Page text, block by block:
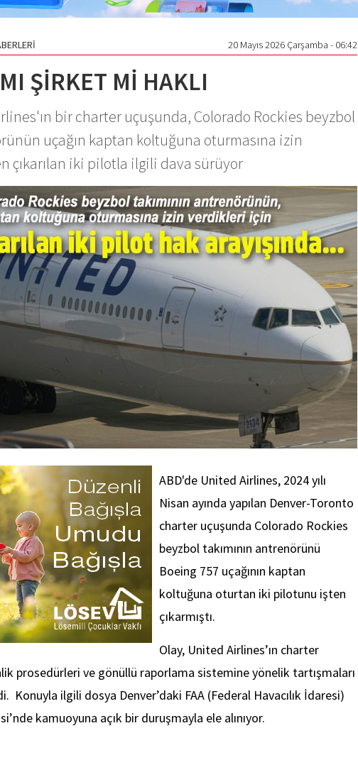
20 Mayıs 2026 Çarşamba - 06:42
ŞİRKET Mİ HAKLI
bir charter uçuşunda, Colorado Rockies beyzbol
uçağın kaptan koltuğuna oturmasına izin
çıkarılan iki pilotla ilgili dava sürüyor
ABD'de United Airlines, 2024 yılı
Nisan ayında yapılan Denver-Toronto
charter uçuşunda Colorado Rockies
beyzbol takımının antrenörünü
Boeing 757 uçağının kaptan
koltuğuna oturtan iki pilotunu işten
çıkarmıştı.
Olay, United Airlines’ın charter
prosedürleri ve gönüllü raporlama sistemine yönelik tartışmaları
Konuyla ilgili dosya Denver’daki FAA (Federal Havacılık İdaresi)
kamuoyuna açık bir duruşmayla ele alınıyor.